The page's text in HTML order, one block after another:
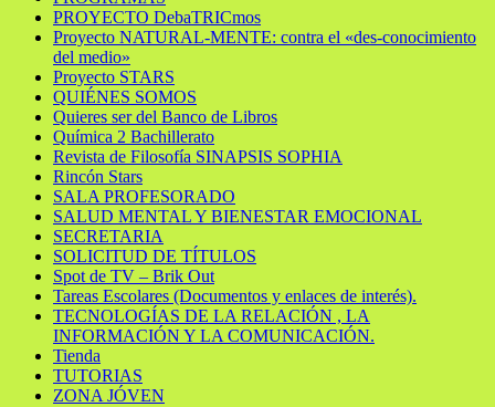
PROYECTO DebaTRICmos
Proyecto NATURAL-MENTE: contra el «des-conocimiento
del medio»
Proyecto STARS
QUIÉNES SOMOS
Quieres ser del Banco de Libros
Química 2 Bachillerato
Revista de Filosofía SINAPSIS SOPHIA
Rincón Stars
SALA PROFESORADO
SALUD MENTAL Y BIENESTAR EMOCIONAL
SECRETARIA
SOLICITUD DE TÍTULOS
Spot de TV – Brik Out
Tareas Escolares (Documentos y enlaces de interés).
TECNOLOGÍAS DE LA RELACIÓN , LA
INFORMACIÓN Y LA COMUNICACIÓN.
Tienda
TUTORIAS
ZONA JÓVEN